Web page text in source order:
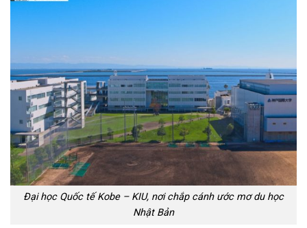
Đại học Quốc tế Kobe – KIU, nơi chắp cánh ước mơ du học
Nhật Bản